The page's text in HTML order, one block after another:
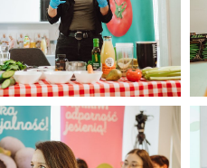
luty 2025